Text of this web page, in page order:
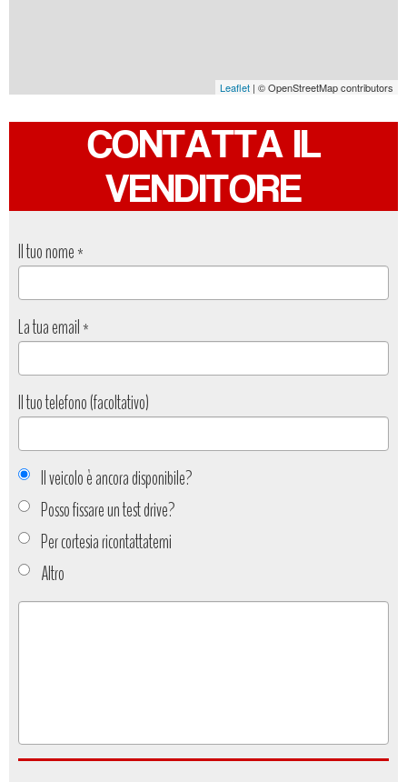
Leaflet | © OpenStreetMap contributors
CONTATTA IL
VENDITORE
Il tuo nome*
La tua email*
Il tuo telefono (facoltativo)
Il veicolo è ancora disponibile?
Posso fissare un test drive?
Per cortesia ricontattatemi
Altro
Tipo